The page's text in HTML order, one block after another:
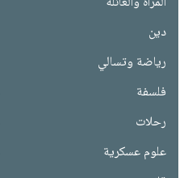
دين
رياضة وتسالي
فلسفة
رحلات
علوم عسكرية